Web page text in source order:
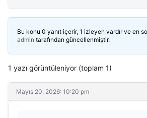
Bu konu 0 yanıt içerir, 1 izleyen vardır ve en
admin tarafından güncellenmiştir.
1 yazı görüntüleniyor (toplam 1)
Mayıs 20, 2026: 10:20 pm